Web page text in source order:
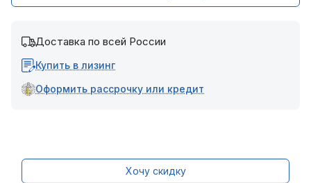
Доставка по всей России
Купить в лизинг
Оформить рассрочку или кредит
Хочу скидку